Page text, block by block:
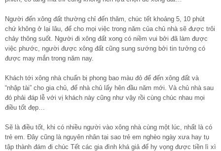
Người đến xông đất thường chỉ đến thăm, chúc tết khoảng 5, 10 phút
chứ không ở lại lâu, để cho mọi việc trong năm của chủ nhà sẽ được trôi
chảy thông suốt. Người đi xông đất xong có niềm vui bởi đã làm được
việc phước, người được xông đất cũng sung sướng bởi tin tưởng có
được may mắn trong năm nay.
Khách tới xông nhà chuẩn bị phong bao màu đỏ để đến xông đất và
“nhập tài” cho gia chủ, để nhà chủ lấy hên đầu năm mới. Và chủ nhà sau
đó phải đáp lễ với vị khách này cũng như vậy rồi cùng chúc nhau mọi
điều tốt đẹp…
Sẽ là điều tốt, khi có nhiều người vào xông nhà cùng một lúc, nhất là có
trẻ em. Đây cũng là nguyên nhân tại sao trẻ em nghèo ngày xưa hay tụ
tập thành đám đi chúc Tết các gia đình khá giả để hy vọng được tiền lì xì